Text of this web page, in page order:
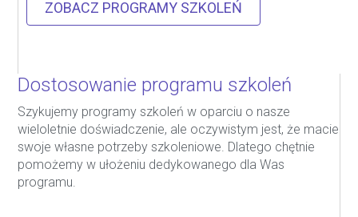
ZOBACZ PROGRAMY SZKOLEŃ
Dostosowanie programu szkoleń
Szykujemy programy szkoleń w oparciu o nasze
wieloletnie doświadczenie, ale oczywistym jest, że macie
swoje własne potrzeby szkoleniowe. Dlatego chętnie
pomożemy w ułożeniu dedykowanego dla Was
programu.